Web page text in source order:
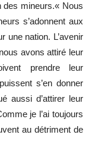
des mineurs.« Nous
s’adonnent aux
une nation. L’avenir
avons attiré leur
prendre leur
s’en donner
aussi d’attirer leur
je l’ai toujours
au détriment de